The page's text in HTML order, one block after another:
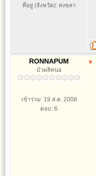
ที่อยู่ (จังหวัด): สงขลา
RONNAPUM
บัวผลิหน่อ
เข้าร่วม: 19 ส.ค. 2008
ตอบ: 6